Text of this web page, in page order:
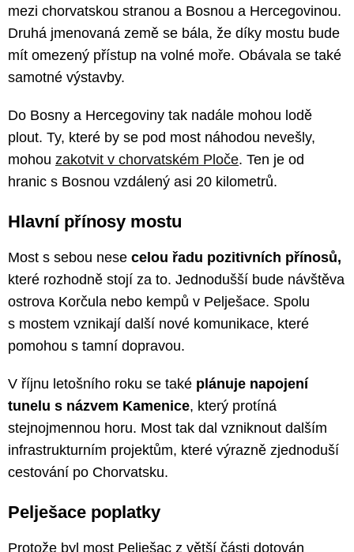
mezi chorvatskou stranou a Bosnou a Hercegovinou.
Druhá jmenovaná země se bála, že díky mostu bude
mít omezený přístup na volné moře. Obávala se také
samotné výstavby.
Do Bosny a Hercegoviny tak nadále mohou lodě
plout. Ty, které by se pod most náhodou nevešly,
mohou zakotvit v chorvatském Ploče. Ten je od
hranic s Bosnou vzdálený asi 20 kilometrů.
Hlavní přínosy mostu
Most s sebou nese celou řadu pozitivních přínosů,
které rozhodně stojí za to. Jednodušší bude návštěva
ostrova Korčula nebo kempů v Pelješace. Spolu
s mostem vznikají další nové komunikace, které
pomohou s tamní dopravou.
V říjnu letošního roku se také plánuje napojení
tunelu s názvem Kamenice, který protíná
stejnojmennou horu. Most tak dal vzniknout dalším
infrastrukturním projektům, které výrazně zjednoduší
cestování po Chorvatsku.
Pelješace poplatky
Protože byl most Pelješac z větší části dotován